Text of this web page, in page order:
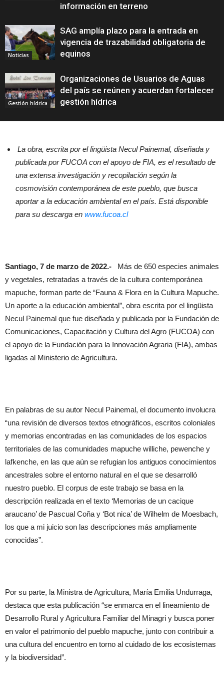
información en terreno
Noticias
SAG amplía plazo para la entrada en
vigencia de trazabilidad obligatoria de
equinos
Gestión hídrica
Organizaciones de Usuarios de Aguas
del país se reúnen y acuerdan fortalecer
gestión hídrica
La obra, escrita por el lingüista Necul Painemal, diseñada y
publicada por FUCOA con el apoyo de FIA, es el resultado de
una extensa investigación y recopilación según la
cosmovisión contemporánea de este pueblo, que busca
aportar a la educación ambiental en el país. Está disponible
para su descarga en www.fucoa.cl
Santiago, 7 de marzo de 2022.- Más de 650 especies animales
y vegetales, retratadas a través de la cultura contemporánea
mapuche, forman parte de “Fauna & Flora en la Cultura Mapuche.
Un aporte a la educación ambiental”, obra escrita por el lingüista
Necul Painemal que fue diseñada y publicada por la Fundación de
Comunicaciones, Capacitación y Cultura del Agro (FUCOA) con
el apoyo de la Fundación para la Innovación Agraria (FIA), ambas
ligadas al Ministerio de Agricultura.
En palabras de su autor Necul Painemal, el documento involucra
“una revisión de diversos textos etnográficos, escritos coloniales
y memorias encontradas en las comunidades de los espacios
territoriales de las comunidades mapuche williche, pewenche y
lafkenche, en las que aún se refugian los antiguos conocimientos
ancestrales sobre el entorno natural en el que se desarrolló
nuestro pueblo. El corpus de este trabajo se basa en la
descripción realizada en el texto ‘Memorias de un cacique
araucano’ de Pascual Coña y ‘Bot nica’ de Wilhelm de Moesbach,
los que a mi juicio son las descripciones más ampliamente
conocidas”.
Por su parte, la Ministra de Agricultura, María Emilia Undurraga,
destaca que esta publicación “se enmarca en el lineamiento de
Desarrollo Rural y Agricultura Familiar del Minagri y busca poner
en valor el patrimonio del pueblo mapuche, junto con contribuir a
una cultura del encuentro en torno al cuidado de los ecosistemas
y la biodiversidad”.